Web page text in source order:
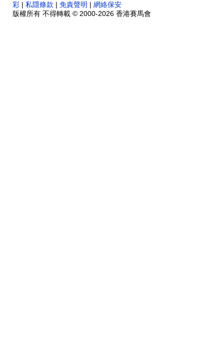
彩 | 私隱條款 | 免責聲明 | 網絡保安
版權所有 不得轉載 © 2000-2026 香港賽馬會